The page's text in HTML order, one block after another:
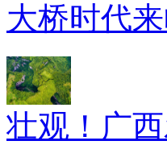
大桥时代
壮观！广